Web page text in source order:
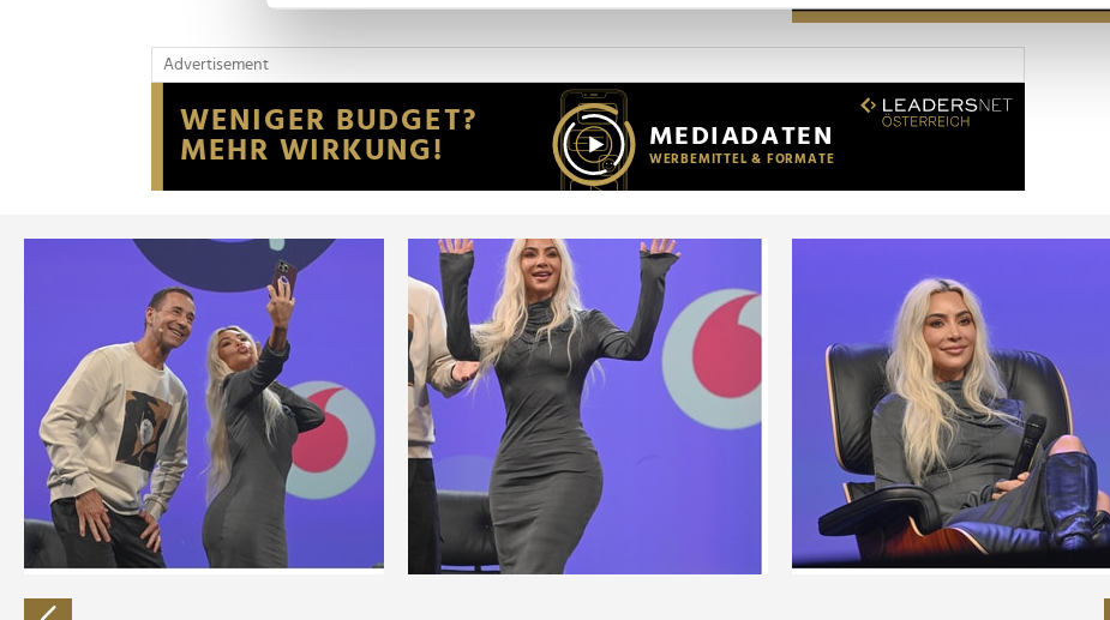
Wir verwenden Cookies, um Inhalte und Anzeigen zu personalisieren, Funktionen für soziale
Website an unsere Partner für soziale Medien, Werbung und Analysen weiter. Unsere Partner
möglicherweise mit weiteren Daten zusammen, die Sie ihnen bereitgestellt haben oder die sie im
der Dienste gesammelt haben.
Advertisement